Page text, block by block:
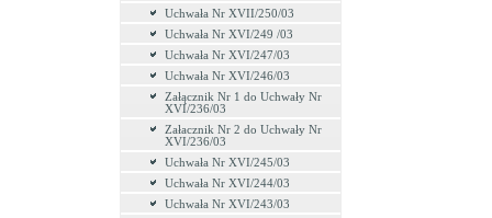
Uchwała Nr XVII/250/03
Uchwała Nr XVI/249 /03
Uchwała Nr XVI/247/03
Uchwała Nr XVI/246/03
Załącznik Nr 1 do Uchwały Nr
XVI/236/03
Załacznik Nr 2 do Uchwały Nr
XVI/236/03
Uchwała Nr XVI/245/03
Uchwała Nr XVI/244/03
Uchwała Nr XVI/243/03